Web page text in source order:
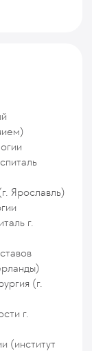
Ярославль)
г.
(г.
г.
(институт